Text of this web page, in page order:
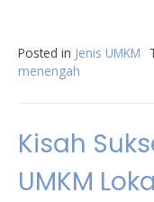
Posted in Jenis UMKM
menengah
Kisah
UMKM